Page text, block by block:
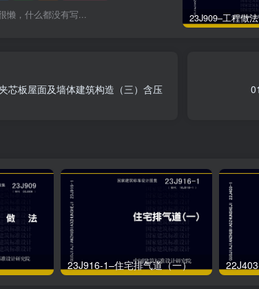
懒，什么都没有写... 23J909–工程做法
芯板屋面及墙体建筑构造（三）含压
23J916-1–住宅排气道（一）